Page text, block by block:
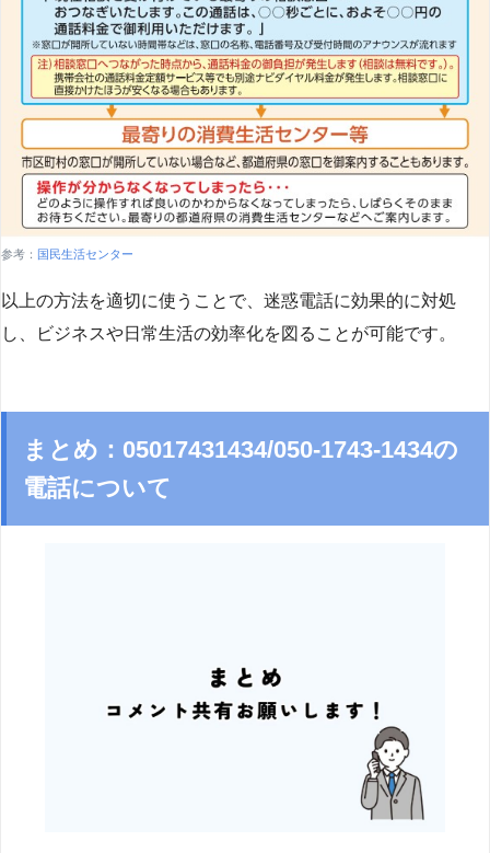
参考： 国民生活センター
以上の方法を適切に使うことで、迷惑電話に効果的に対処
し、ビジネスや日常生活の効率化を図ることが可能です。
まとめ：05017431434/050-1743-1434の
電話について